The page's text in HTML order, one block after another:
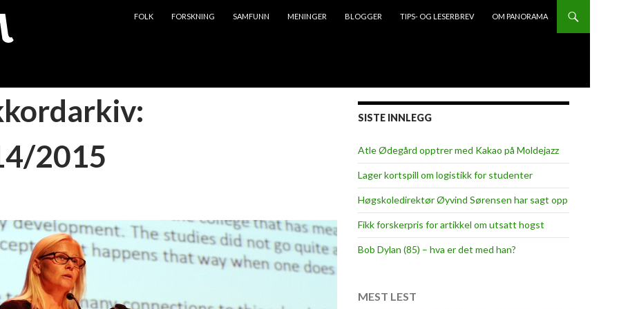
FOLK
FORSKNING SAMFUNN MENINGER BLOGGER TIPS- OG LESERBREV OM PANORAMA
2015
SISTE INNLEGG
Atle Ødegård opptrer med Kakao på Moldejazz
Lager kortspill om logistikk for studenter
Høgskoledirektør Øyvind Sørensen har sagt opp
Fikk forskerpris for artikkel om utsatt hogst
Bob Dylan (85) – hva er det med han?
MEST LEST